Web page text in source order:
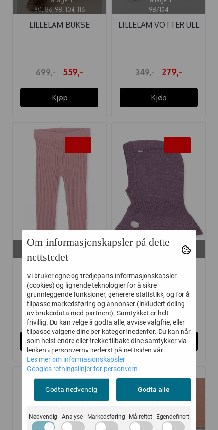
80, 86, 98, 104, 116
LILLELAM BUKSE
699,- 559,-
Kjøp
98/104
LILLELAM VOTTER ULL
349,- 279,-
Kjøp
På lager i
86, 98, 116, 122
CLASSIC RIBB ...
699,- 559,-
Kjøp
På lager i
FINLANDSHETTE ...
399,- 319,-
Kjøp
-20% -40%
Om informasjonskapsler på dette
nettstedet
Vi bruker egne og tredjeparts informasjonskapsler
(cookies) og lignende teknologier for å sikre
grunnleggende funksjoner, generere statistikk, og for å
tilpasse markedsføring og annonser (inkludert deling
av brukerdata med partnere). Samtykket er helt
frivillig. Du kan velge å godta alle, avvise valgfrie, eller
tilpasse valgene dine per kategori nedenfor. Du kan når
som helst endre eller trekke tilbake dine samtykker via
lenken «personvern» nederst på nettsiden vår.
Les mer om informasjonskapsler
Googles retningslinjer for personvern
Godta nødvendig Godta alle
Nødvendig Analyse Markedsføring Målrettet Egendefinert